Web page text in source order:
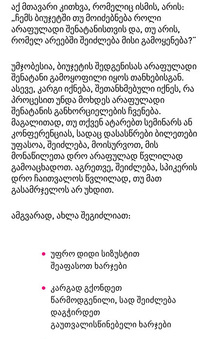
აქ მთავარი კითხვა, რომელიც ისმის, არის:
„ჩემს ბიუჯეტში თუ მოიძებნება როლი
არაფულადი შენატანისთვის და, თუ არის,
რომელ არეებში შეიძლება მისი გამოყენება?“
უმჯობესია, ბიუჯეტის შედგენისას არაფულადი
შენატანი გამოყოფილი იყოს თანხებისგან.
ასევე, კარგი იქნება, შეთანხმებული იქნეს, რა
პროცესით უნდა მოხდეს არაფულადი
შენატანის განხორციელების ჩვენება.
მაგალითად, თუ თქვენ ატარებთ სემინარს ან
კონფერენციას, სადაც დასასწრები ბილეთები
უფასოა, შეიძლება, მოისურვოთ, მის
მონაწილეთა დრო არაფულად წვლილად
გამოაცხადოთ. აგრეთვე, შეიძლება, სპიკერის
დრო ჩაითვალოს წვლილად, თუ მათ
გასამრჯელოს არ უხდით.
ამგვარად, ახლა შეგიძლიათ:
უფრო დიდი სიზუსტით
შეაფასოთ ხარჯები
კარგად გქონდეთ
წარმოდგენილი, სად შეიძლება
დაგჭირდეთ
გაუთვალისწინებელი ხარჯები